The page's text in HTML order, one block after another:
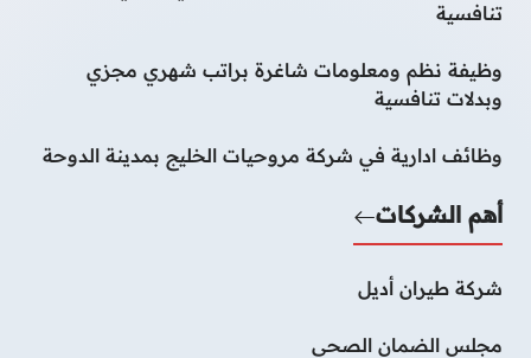
تنافسية
وظيفة نظم ومعلومات شاغرة براتب شهري مجزي
وبدلات تنافسية
وظائف ادارية في شركة مروحيات الخليج بمدينة الدوحة
أهم الشركات
شركة طيران أديل
مجلس الضمان الصحي